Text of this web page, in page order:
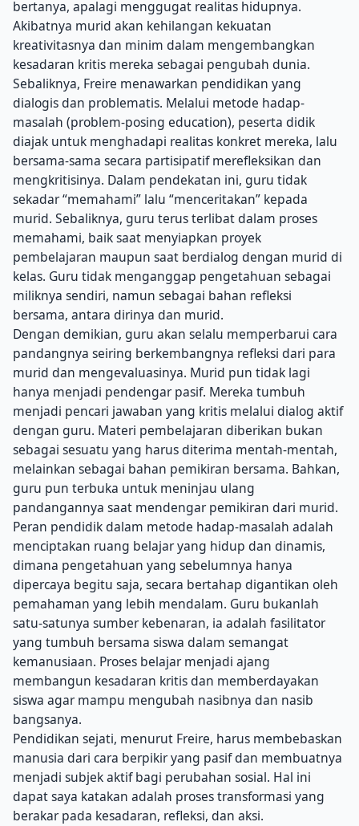
bertanya, apalagi menggugat realitas hidupnya.
Akibatnya murid akan kehilangan kekuatan
kreativitasnya dan minim dalam mengembangkan
kesadaran kritis mereka sebagai pengubah dunia.
Sebaliknya, Freire menawarkan pendidikan yang
dialogis dan problematis. Melalui metode hadap-
masalah (problem-posing education), peserta didik
diajak untuk menghadapi realitas konkret mereka, lalu
bersama-sama secara partisipatif merefleksikan dan
mengkritisinya. Dalam pendekatan ini, guru tidak
sekadar “memahami” lalu “menceritakan” kepada
murid. Sebaliknya, guru terus terlibat dalam proses
memahami, baik saat menyiapkan proyek
pembelajaran maupun saat berdialog dengan murid di
kelas. Guru tidak menganggap pengetahuan sebagai
miliknya sendiri, namun sebagai bahan refleksi
bersama, antara dirinya dan murid.
Dengan demikian, guru akan selalu memperbarui cara
pandangnya seiring berkembangnya refleksi dari para
murid dan mengevaluasinya. Murid pun tidak lagi
hanya menjadi pendengar pasif. Mereka tumbuh
menjadi pencari jawaban yang kritis melalui dialog aktif
dengan guru. Materi pembelajaran diberikan bukan
sebagai sesuatu yang harus diterima mentah-mentah,
melainkan sebagai bahan pemikiran bersama. Bahkan,
guru pun terbuka untuk meninjau ulang
pandangannya saat mendengar pemikiran dari murid.
Peran pendidik dalam metode hadap-masalah adalah
menciptakan ruang belajar yang hidup dan dinamis,
dimana pengetahuan yang sebelumnya hanya
dipercaya begitu saja, secara bertahap digantikan oleh
pemahaman yang lebih mendalam. Guru bukanlah
satu-satunya sumber kebenaran, ia adalah fasilitator
yang tumbuh bersama siswa dalam semangat
kemanusiaan. Proses belajar menjadi ajang
membangun kesadaran kritis dan memberdayakan
siswa agar mampu mengubah nasibnya dan nasib
bangsanya.
Pendidikan sejati, menurut Freire, harus membebaskan
manusia dari cara berpikir yang pasif dan membuatnya
menjadi subjek aktif bagi perubahan sosial. Hal ini
dapat saya katakan adalah proses transformasi yang
berakar pada kesadaran, refleksi, dan aksi.